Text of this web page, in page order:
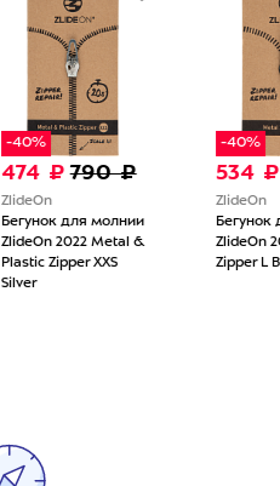
-40%
474 ₽ 790 ₽
ZlideOn
Бегунок для молнии
ZlideOn 2022 Metal &
Plastic Zipper XXS
Silver
-40%
534 ₽
ZlideOn
Бегунок
ZlideOn
Zipper L